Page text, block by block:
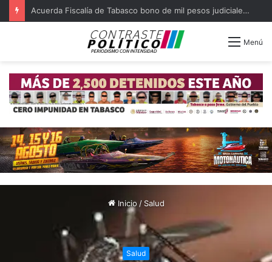
Acuerda Fiscalía de Tabasco bono de mil pesos judiciales quejosos
Menú
Inicio / Salud
Salud